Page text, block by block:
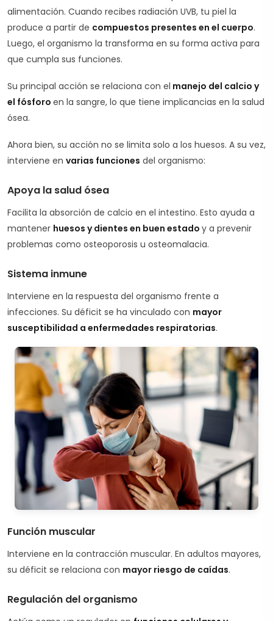
alimentación. Cuando recibes radiación UVB, tu piel la
produce a partir de compuestos presentes en el cuerpo.
Luego, el organismo la transforma en su forma activa para
que cumpla sus funciones.
Su principal acción se relaciona con el manejo del calcio y
el fósforo en la sangre, lo que tiene implicancias en la salud
ósea.
Ahora bien, su acción no se limita solo a los huesos. A su vez,
interviene en varias funciones del organismo:
Apoya la salud ósea
Facilita la absorción de calcio en el intestino. Esto ayuda a
mantener huesos y dientes en buen estado y a prevenir
problemas como osteoporosis u osteomalacia.
Sistema inmune
Interviene en la respuesta del organismo frente a
infecciones. Su déficit se ha vinculado con mayor
susceptibilidad a enfermedades respiratorias.
Función muscular
Interviene en la contracción muscular. En adultos mayores,
su déficit se relaciona con mayor riesgo de caídas.
Regulación del organismo